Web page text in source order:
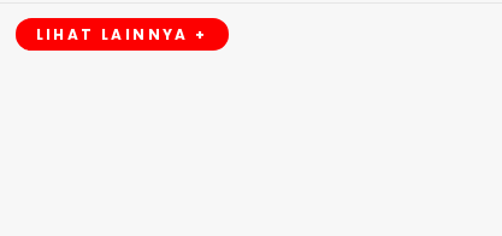
LIHAT LAINNYA +